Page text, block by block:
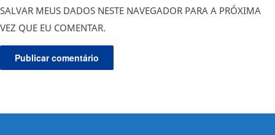
SALVAR MEUS DADOS NESTE NAVEGADOR PARA A PRÓXIMA
VEZ QUE EU COMENTAR.